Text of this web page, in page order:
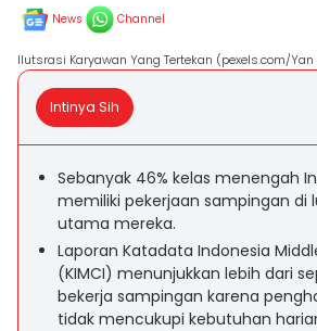
News Channel
Ilutsrasi Karyawan Yang Tertekan (pexels.com/Yan
Intinya Sih
Sebanyak 46% kelas menengah
memiliki pekerjaan sampingan di
utama mereka.
Laporan Katadata Indonesia
(KIMCI) menunjukkan lebih dari
bekerja sampingan karena
tidak mencukupi kebutuhan